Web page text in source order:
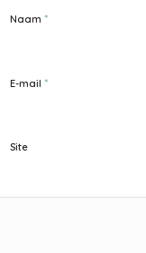
Naam *
E-mail *
Site